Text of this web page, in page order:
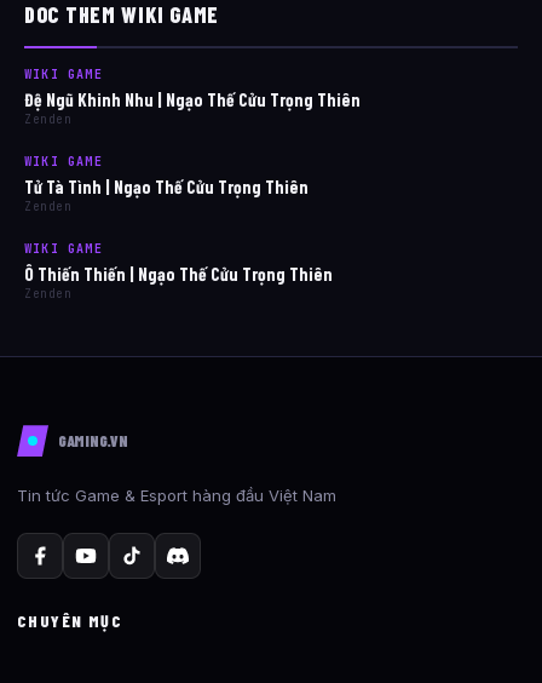
DOC THEM WIKI GAME
WIKI GAME
Đệ Ngũ Khinh Nhu | Ngạo Thế Cửu Trọng Thiên
Zenden
WIKI GAME
Tử Tà Tình | Ngạo Thế Cửu Trọng Thiên
Zenden
WIKI GAME
Ô Thiến Thiến | Ngạo Thế Cửu Trọng Thiên
Zenden
GAMING.VN
Tin tức Game & Esport hàng đầu Việt Nam
CHUYÊN MỤC